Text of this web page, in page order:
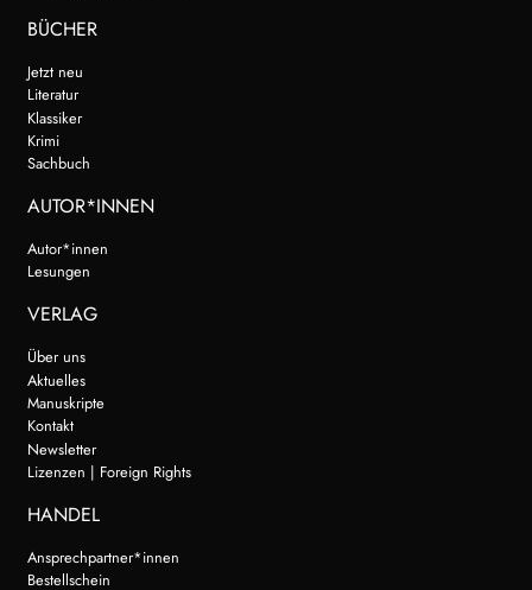
BÜCHER
Jetzt neu
Literatur
Klassiker
Krimi
Sachbuch
AUTOR*INNEN
Autor*innen
Lesungen
VERLAG
Über uns
Aktuelles
Manuskripte
Kontakt
Newsletter
Lizenzen | Foreign Rights
HANDEL
Ansprechpartner*innen
Bestellschein